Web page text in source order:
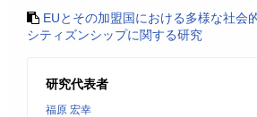
EUとその加盟国における多様な社会
シティズンシップに関する研究
研究代表者
福原 宏幸